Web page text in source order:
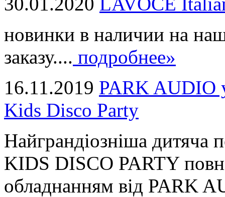
новинки в наличии на
заказу.... подробнее»
16.11.2019 PARK AUDIO
Kids Disco Party
Найграндіозніша дитяча
KIDS DISCO PARTY
обладнанням від PARK